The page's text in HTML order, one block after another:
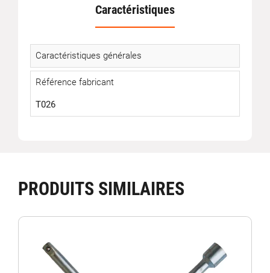
Caractéristiques
Caractéristiques générales
Référence fabricant
T026
PRODUITS SIMILAIRES